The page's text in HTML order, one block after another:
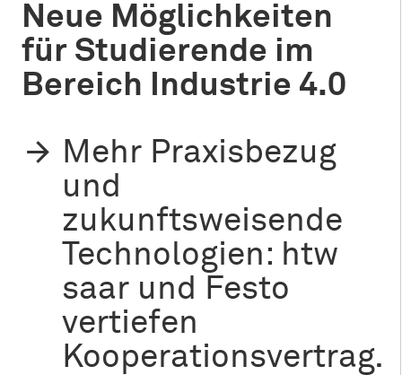
Neue Möglichkeiten
für Studierende im
Bereich Industrie 4.0
Mehr Praxisbezug
und
zukunftsweisende
Technologien: htw
saar und Festo
vertiefen
Kooperationsvertrag.